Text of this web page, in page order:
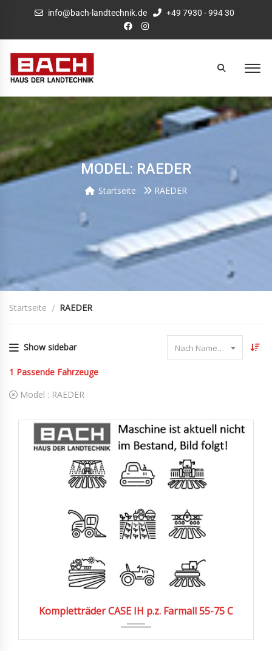
info@bach-landtechnik.de +49 7930 - 994 30
MODEL: RAEDER
Startseite RAEDER
Startseite RAEDER
Show sidebar Nach Name sortieren
1 Passende Fahrzeuge
Model : RAEDER
Kompletträder CASE IH p.z. Farmall 55-75 C